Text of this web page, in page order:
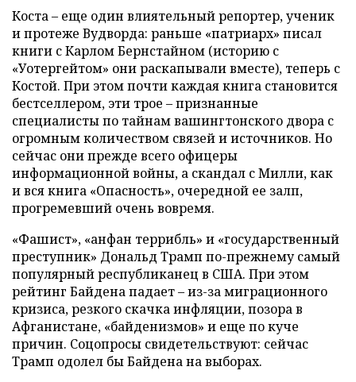
Коста – еще один влиятельный репортер, ученик
и протеже Вудворда: раньше «патриарх» писал
книги с Карлом Бернстайном (историю с
«Уотергейтом» они раскапывали вместе), теперь с
Костой. При этом почти каждая книга становится
бестселлером, эти трое – признанные
специалисты по тайнам вашингтонского двора с
огромным количеством связей и источников. Но
сейчас они прежде всего офицеры
информационной войны, а скандал с Милли, как
и вся книга «Опасность», очередной ее залп,
прогремевший очень вовремя.
«Фашист», «анфан террибль» и «государственный
преступник» Дональд Трамп по-прежнему самый
популярный республиканец в США. При этом
рейтинг Байдена падает – из-за миграционного
кризиса, резкого скачка инфляции, позора в
Афганистане, «байденизмов» и еще по куче
причин. Соцопросы свидетельствуют: сейчас
Трамп одолел бы Байдена на выборах.